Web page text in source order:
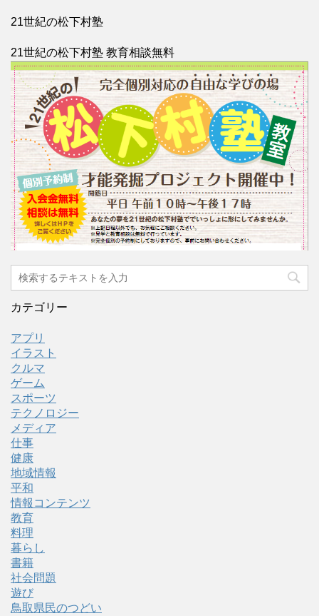
21世紀の松下村塾
21世紀の松下村塾 教育相談無料
カテゴリー
アプリ
イラスト
クルマ
ゲーム
スポーツ
テクノロジー
メディア
仕事
健康
地域情報
平和
情報コンテンツ
教育
料理
暮らし
書籍
社会問題
遊び
鳥取県民のつどい